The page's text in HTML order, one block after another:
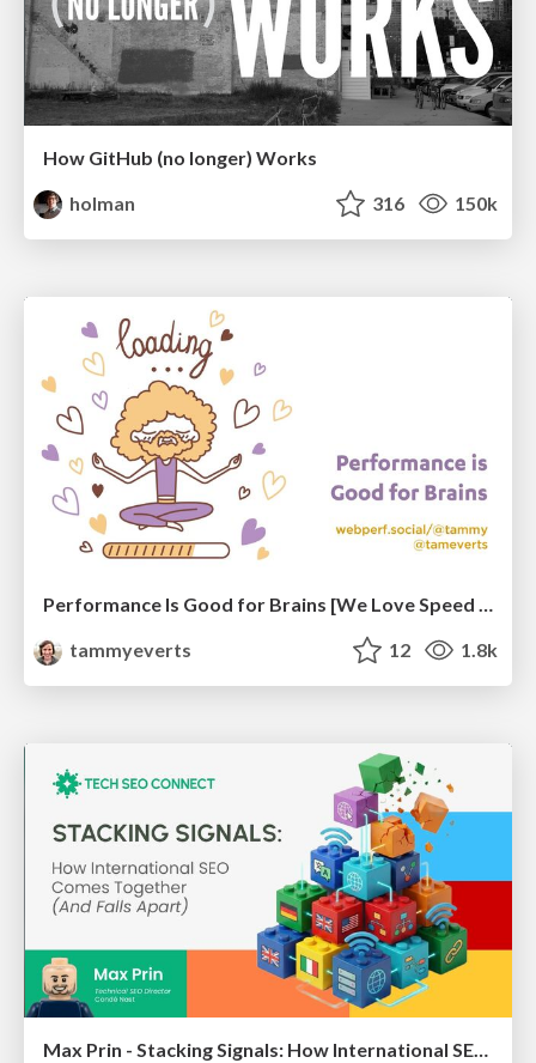
How GitHub (no longer) Works
holman
316 150k
Performance Is Good for Brains [We Love Speed 2024]
tammyeverts
12 1.8k
Max Prin - Stacking Signals: How International SEO Comes Together (And Falls Apart)